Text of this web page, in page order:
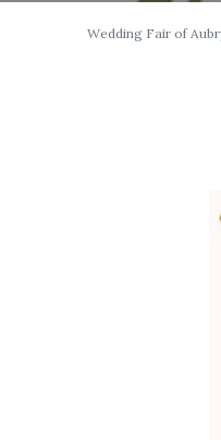
Wedding Fair of